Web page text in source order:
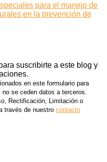
para el manejo de
en la prevención de
suscribirte a este blog y
en este formulario para
se ceden datos a terceros.
Rectificación, Limitación o
través de nuestro contacto